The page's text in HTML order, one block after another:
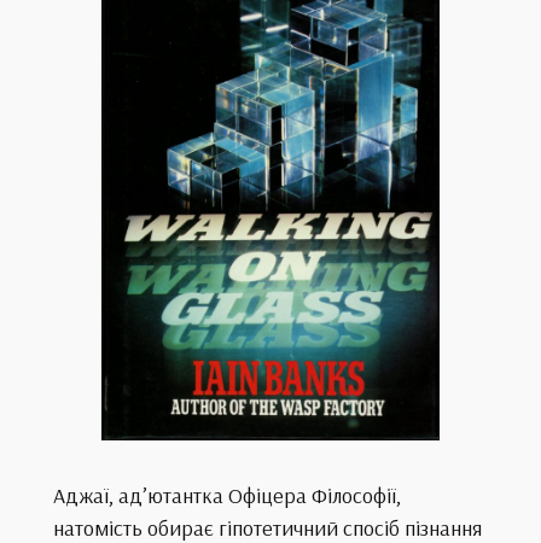
Аджаї, ад’ютантка Офіцера Філософії,
натомість обирає гіпотетичний спосіб пізнання